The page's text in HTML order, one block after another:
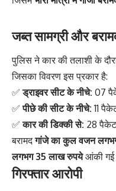
जब्त सामग्री और
पुलिस ने कार की तलाशी के
जिसका विवरण इस प्रकार है:
✅ड्राइवर सीट के नीचे: 07
✅पीछे की सीट के नीचे: 11
✅कार की डिक्की से: 28 पैकेट
बरामदगांजे का कुल वजन
लगभग 35 लाख रुपयेआंकी गई
गिरफ्तार आरोपी